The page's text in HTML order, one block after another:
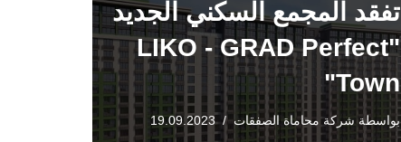
تفقد المجمع السكني الجديد
"LIKO - GRAD Perfect
Town"
بواسطة شركة محاماة الصفقات 19.09.2023